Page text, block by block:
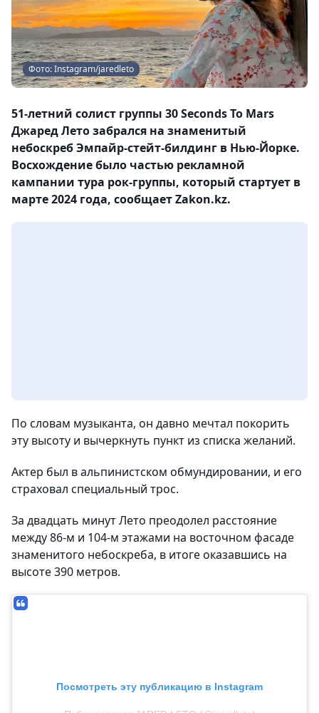
Фото: Instagram/jaredleto
51-летний солист группы 30 Seconds To Mars
Джаред Лето забрался на знаменитый
небоскреб Эмпайр-стейт-билдинг в Нью-Йорке.
Восхождение было частью рекламной
кампании тура рок-группы, который стартует в
марте 2024 года, сообщает Zakon.kz.
По словам музыканта, он давно мечтал покорить
эту высоту и вычеркнуть пункт из списка желаний.
Актер был в альпинистском обмундировании, и его
страховал специальный трос.
За двадцать минут Лето преодолел расстояние
между 86-м и 104-м этажами на восточном фасаде
знаменитого небоскреба, в итоге оказавшись на
высоте 390 метров.
Посмотреть эту публикацию в Instagram